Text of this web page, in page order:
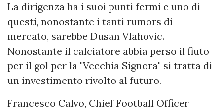
La dirigenza ha i suoi punti fermi e uno di
questi, nonostante i tanti rumors di
mercato, sarebbe Dusan Vlahovic.
Nonostante il calciatore abbia perso il fiuto
per il gol per la "Vecchia Signora" si tratta di
un investimento rivolto al futuro.
Francesco Calvo, Chief Football Officer